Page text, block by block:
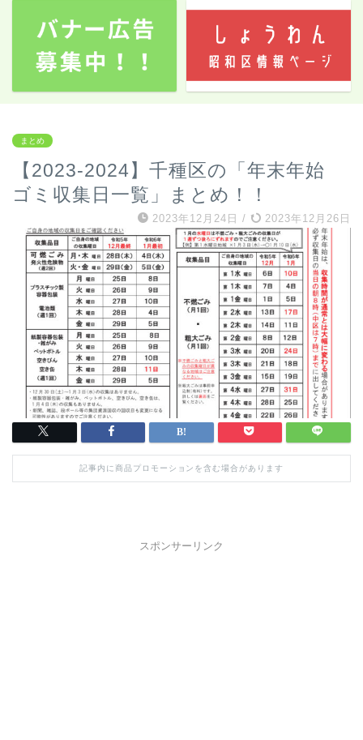
まとめ
【2023-2024】千種区の「年末年始
ゴミ収集日一覧」まとめ！！
2023年12月24日 / 2023年12月26日
記事内に商品プロモーションを含む場合があります
スポンサーリンク